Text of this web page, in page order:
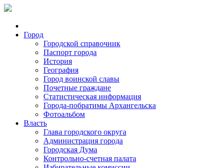
Город
Городской справочник
Паспорт города
История
География
Город воинской славы
Почетные граждане
Статистическая информация
Города-побратимы Архангельска
Фотоальбом
Власть
Глава городского округа
Администрация города
Городская Дума
Контрольно-счетная палата